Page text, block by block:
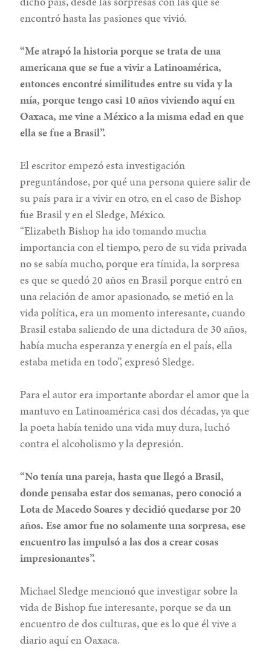
encontró hasta las pasiones que vivió.
“Me atrapó la historia porque se trata de una
americana que se fue a vivir a Latinoamérica,
entonces encontré similitudes entre su vida y la
mía, porque tengo casi 10 años viviendo aquí en
Oaxaca, me vine a México a la misma edad en que
ella se fue a Brasil”.
El escritor empezó esta investigación
preguntándose, por qué una persona quiere salir de
su país para ir a vivir en otro, en el caso de Bishop
fue Brasil y en el Sledge, México.
“Elizabeth Bishop ha ido tomando mucha
importancia con el tiempo, pero de su vida privada
no se sabía mucho, porque era tímida, la sorpresa
es que se quedó 20 años en Brasil porque entró en
una relación de amor apasionado, se metió en la
vida política, era un momento interesante, cuando
Brasil estaba saliendo de una dictadura de 30 años,
había mucha esperanza y energía en el país, ella
estaba metida en todo”, expresó Sledge.
Para el autor era importante abordar el amor que la
mantuvo en Latinoamérica casi dos décadas, ya que
la poeta había tenido una vida muy dura, luchó
contra el alcoholismo y la depresión.
“No tenía una pareja, hasta que llegó a Brasil,
donde pensaba estar dos semanas, pero conoció a
Lota de Macedo Soares y decidió quedarse por 20
años. Ese amor fue no solamente una sorpresa, ese
encuentro las impulsó a las dos a crear cosas
impresionantes”.
Michael Sledge mencionó que investigar sobre la
vida de Bishop fue interesante, porque se da un
encuentro de dos culturas, que es lo que él vive a
diario aquí en Oaxaca.